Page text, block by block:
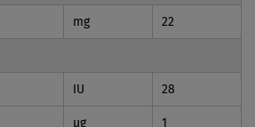
mg 22
IU 28
µg 1